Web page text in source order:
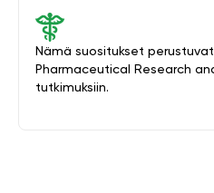
Nämä suositukset
Pharmaceutical Research
tutkimuksiin.